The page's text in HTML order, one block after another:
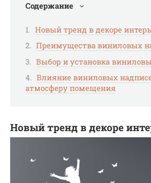
Содержание
Новый тренд в декоре
Преимущества виниловых
Выбор и установка
Влияние виниловых
атмосферу помещения
Новый тренд в декоре